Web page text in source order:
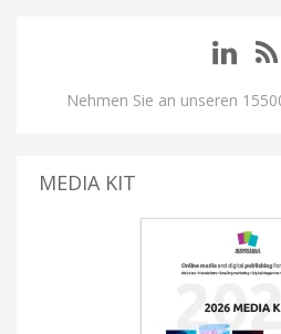
Nehmen Sie an unseren
MEDIA KIT